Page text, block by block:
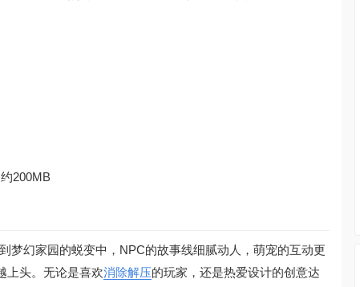
200MB
梦幻家园的蜕变中，NPC的故事线细腻动人，萌宠的互动更
上头。无论是喜欢消除解压的玩家，还是热爱设计的创意达